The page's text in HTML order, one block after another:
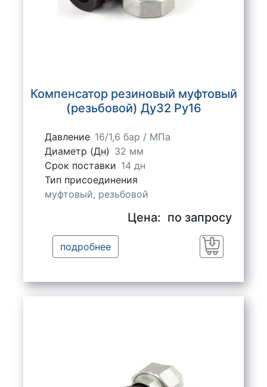
Компенсатор резиновый муфтовый
(резьбовой) Ду32 Ру16
Давление 16/1,6 бар / МПа
Диаметр (Дн) 32 мм
Срок поставки 14 дн
Тип присоединения
муфтовый, резьбовой
Цена: по запросу
подробнее
Заказать